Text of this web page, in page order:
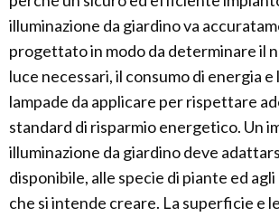
illuminazione da giardino va
progettato in modo da determinare il
luce necessari, il consumo di energia
lampade da applicare per rispettare
standard di risparmio energetico. Un
illuminazione da giardino deve
disponibile, alle specie di piante ed
che si intende creare. La superficie e